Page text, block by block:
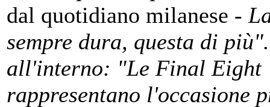
dal quotidiano milanese -
sempre dura, questa di
all'interno: "Le Final Eight
rappresentano l'occasione